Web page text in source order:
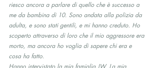
riesco ancora a parlare di quello che è successo a
me da bambina di 10. Sono andata alla polizia da
adulta, e sono stati gentili, e mi hanno creduto. Ho
scoperto attraverso di loro che il mio aggressore era
morto, ma ancora ho voglia di sapere chi era e
cosa ha fatto.
Hanno intervistato la mia famiglia JW. La mia